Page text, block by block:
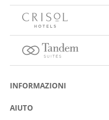
INFORMAZIONI
Su Eurostars Hotel Company
AIUTO